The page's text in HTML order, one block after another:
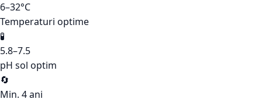
6–32°C
Temperaturi optime
🧪
5.8–7.5
pH sol optim
🔄
Min. 4 ani